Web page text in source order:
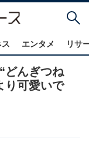
エンタメ リサ
どんぎつね
り可愛いで